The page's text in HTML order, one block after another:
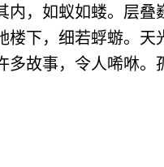
，如蚁如蝼。层叠
楼下，细若蜉蝣。
故事，令人唏咻。